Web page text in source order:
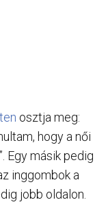
osztja meg:
hogy a női
Egy másik pedig
inggombok a
jobb oldalon.